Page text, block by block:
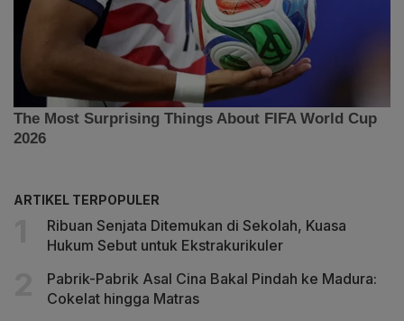
ARTIKEL TERPOPULER
Ribuan Senjata Ditemukan di Sekolah, Kuasa
Hukum Sebut untuk Ekstrakurikuler
Pabrik-Pabrik Asal Cina Bakal Pindah ke Madura:
Cokelat hingga Matras